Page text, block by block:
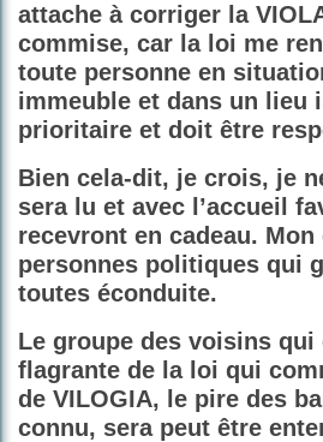
attache à corriger la
commise, car la loi me
toute personne en
immeuble et dans un lieu
prioritaire et doit être
Bien cela-dit, je crois, je
sera lu et avec l’accueil
recevront en cadeau.
personnes politiques qui
toutes éconduite.
Le groupe des voisins
flagrante de la loi qui
de VILOGIA, le pire des
connu, sera peut être